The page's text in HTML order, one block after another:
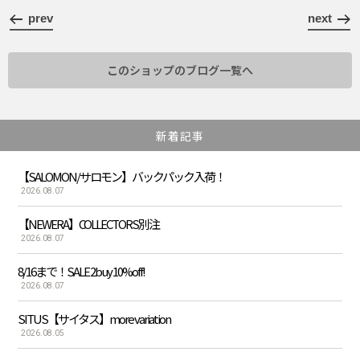
prev next
このショップのブログ一覧へ
新着記事
【SALOMON/サロモン】バックパック入荷！
2026.08.07
【NEWERA】COLLECTORS別注
2026.08.07
8/16まで！SALE 2buy 10%off!
2026.08.07
SITUS【サイタス】more variation
2026.08.05